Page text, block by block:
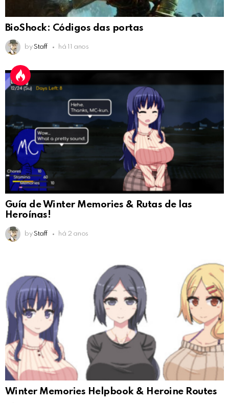
BioShock: Códigos das portas
by Staff há 11 anos
Guía de Winter Memories & Rutas de las
Heroínas!
by Staff há 2 anos
Winter Memories Helpbook & Heroine Routes